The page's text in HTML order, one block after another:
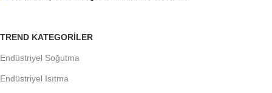
TREND KATEGORILER
Endüstriyel Soğutma
Endüstriyel Isıtma